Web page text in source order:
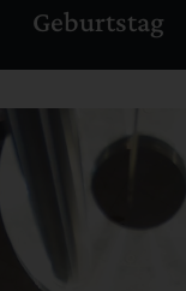
Geburtstag